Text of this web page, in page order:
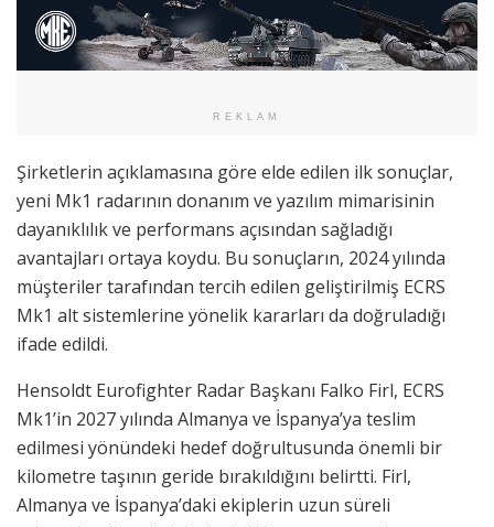
REKLAM
Şirketlerin açıklamasına göre elde edilen ilk sonuçlar,
yeni Mk1 radarının donanım ve yazılım mimarisinin
dayanıklılık ve performans açısından sağladığı
avantajları ortaya koydu. Bu sonuçların, 2024 yılında
müşteriler tarafından tercih edilen geliştirilmiş ECRS
Mk1 alt sistemlerine yönelik kararları da doğruladığı
ifade edildi.
Hensoldt Eurofighter Radar Başkanı Falko Firl, ECRS
Mk1’in 2027 yılında Almanya ve İspanya’ya teslim
edilmesi yönündeki hedef doğrultusunda önemli bir
kilometre taşının geride bırakıldığını belirtti. Firl,
Almanya ve İspanya’daki ekiplerin uzun süreli